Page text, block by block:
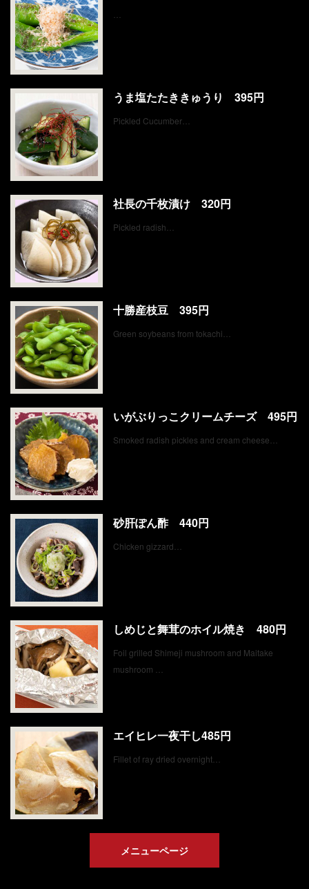
うま塩たたききゅうり 395円
Pickled Cucumber…
社長の千枚漬け 320円
Pickled radish…
十勝産枝豆 395円
Green soybeans from tokachi…
いがぶりっこクリームチーズ 495円
Smoked radish pickles and cream cheese…
砂肝ぽん酢 440円
Chicken gizzard…
しめじと舞茸のホイル焼き 480円
Foil grilled Shimeji mushroom and Maitake
mushroom …
エイヒレ一夜干し485円
Fillet of ray dried overnight…
メニューページ